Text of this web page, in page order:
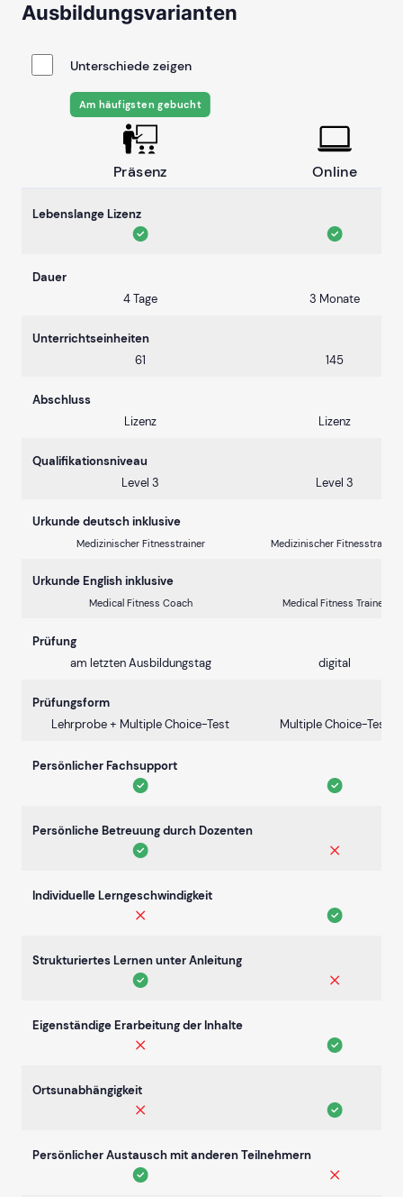
Ausbildungsvarianten
Unterschiede zeigen
Präsenz
Am häufigsten gebucht
Online
Lebenslange Lizenz
Dauer
4 Tage
3 Monate
Unterrichtseinheiten
61
145
Abschluss
Lizenz
Lizenz
Qualifikationsniveau
Level 3
Level 3
Urkunde deutsch inklusive
Medizinischer Fitnesstrainer Medizinischer Fitnesstrainer
Urkunde English inklusive
Medical Fitness Coach Medical Fitness Trainer
Prüfung
am letzten Ausbildungstag
digital
Prüfungsform
Lehrprobe + Multiple Choice-Test
Multiple Choice-Test
Persönlicher Fachsupport
Persönliche Betreuung durch Dozenten
Individuelle Lerngeschwindigkeit
Strukturiertes Lernen unter Anleitung
Eigenständige Erarbeitung der Inhalte
Ortsunabhängigkeit
Persönlicher Austausch mit anderen Teilnehmern